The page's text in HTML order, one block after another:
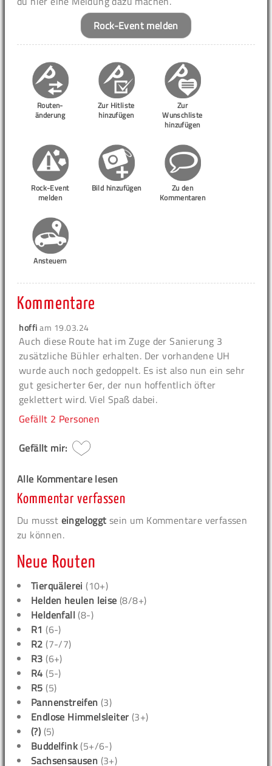
Rock-Event melden
Routen-
änderung
Zur Hitliste
hinzufügen
Zur
Wunschliste
hinzufügen
Rock-Event
melden
Bild hinzufügen
Zu den
Kommentaren
Ansteuern
Kommentare
hoffiam 19.03.24
Auch diese Route hat im Zuge der Sanierung 3
zusätzliche Bühler erhalten. Der vorhandene UH
wurde auch noch gedoppelt. Es ist also nun ein sehr
gut gesicherter 6er, der nun hoffentlich öfter
geklettert wird. Viel Spaß dabei.
Gefällt 2 Personen
Gefällt mir:
Alle Kommentare lesen
Kommentar verfassen
Du musst eingeloggt sein um Kommentare verfassen
zu können.
Neue Routen
Tierquälerei (10+)
Helden heulen leise (8/8+)
Heldenfall (8-)
R1 (6-)
R2 (7-/7)
R3 (6+)
R4 (5-)
R5 (5)
Pannenstreifen (3)
Endlose Himmelsleiter (3+)
(?) (5)
Buddelfink (5+/6-)
Sachsensausen (3+)